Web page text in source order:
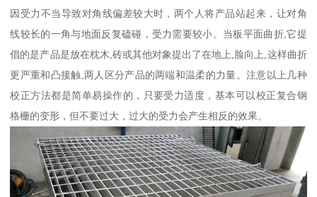
因受力不当导致对角线偏差较大时，两个人将产品站起来，让对角
线较长的一角与地面反复磕碰，受力需要较小。当板平面曲折,它提
倡的是产品是放在枕木,砖或其他对象提出了在地上,脸向上,这样曲折
更严重和凸接触,两人区分产品的两端和温柔的力量。注意以上几种
校正方法都是简单易操作的，只要受力适度，基本可以校正复合钢
格栅的变形，但不要过大，过大的受力会产生相反的效果。